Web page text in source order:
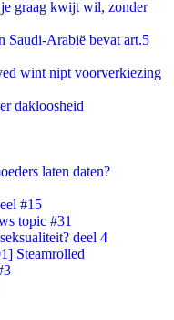
graag kwijt wil, zonder
Saudi-Arabië bevat art.5
wint nipt voorverkiezing
dakloosheid
laten daten?
#15
topic #31
deel 4
Steamrolled